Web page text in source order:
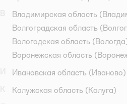
Владимирская область
Волгоградская область
Вологодская область
Воронежская область
Ивановская область (Иваново)
Калужская область (Калуга)